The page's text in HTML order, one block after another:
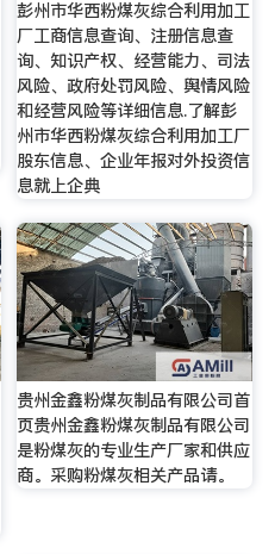
彭州市华西粉煤灰综合利用加工
厂工商信息查询、注册信息查
询、知识产权、经营能力、司法
风险、政府处罚风险、舆情风险
和经营风险等详细信息.了解彭
州市华西粉煤灰综合利用加工厂
股东信息、企业年报对外投资信
息就上企典
贵州金鑫粉煤灰制品有限公司首
页贵州金鑫粉煤灰制品有限公司
是粉煤灰的专业生产厂家和供应
商。采购粉煤灰相关产品请。